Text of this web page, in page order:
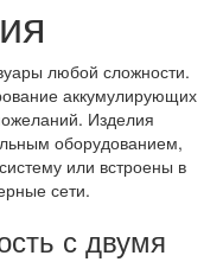
любой сложности.
аккумулирующих
Изделия
оборудованием,
или встроены в
сети.
с двумя